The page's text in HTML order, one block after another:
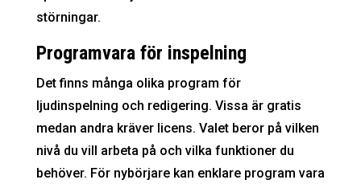
störningar.
Programvara för inspelning
Det finns många olika program för
ljudinspelning och redigering. Vissa är gratis
medan andra kräver licens. Valet beror på vilken
nivå du vill arbeta på och vilka funktioner du
behöver. För nybörjare kan enklare program vara